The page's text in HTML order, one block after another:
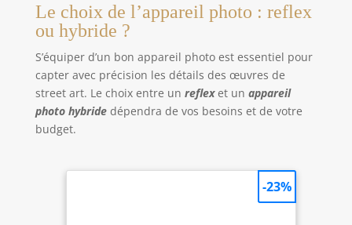
Le choix de l’appareil photo : reflex
ou hybride ?
S’équiper d’un bon appareil photo est essentiel pour
capter avec précision les détails des œuvres de
street art. Le choix entre un reflexet un appareil
photo hybridedépendra de vos besoins et de votre
budget.
-23%